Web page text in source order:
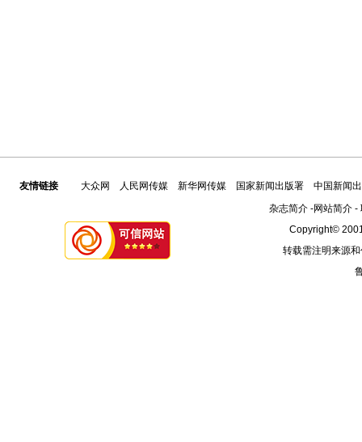
友情链接 大众网 人民网传媒 新华网传媒 国家新闻出版署
中国新闻
杂志简介-网站简介-
Copyright©
转载需注明来源